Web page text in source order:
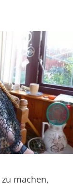
zu machen,